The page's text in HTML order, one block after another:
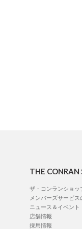
THE CONRAN
ザ・コンランショッ
メンバーズサービス
ニュース＆イベント
店舗情報
採用情報